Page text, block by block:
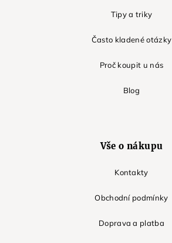
Tipy a triky
Často kladené otázky
Proč koupit u nás
Blog
Vše o nákupu
Kontakty
Obchodní podmínky
Doprava a platba